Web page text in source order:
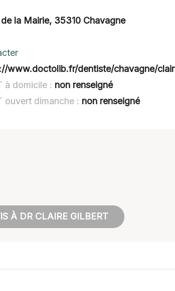
la Mairie, 35310 Chavagne
www.doctolib.fr/dentiste/chavagne/
à domicile : non renseigné
ouvert dimanche : non renseigné
À DR CLAIRE GILBERT